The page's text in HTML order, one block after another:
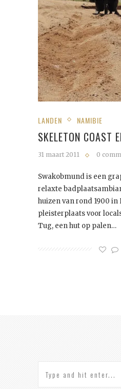
LANDEN NAMIBIE
SKELETON COAST
31 maart 2011 0
Swakobmund is een
relaxte
huizen van rond 1900 in
pleisterplaats voor
Tug, een hut op palen…